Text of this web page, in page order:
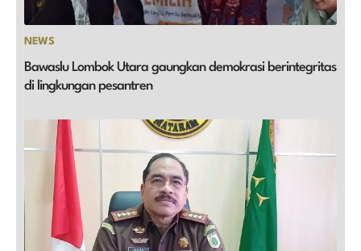
NEWS
Bawaslu Lombok Utara gaungkan demokrasi berintegritas
di lingkungan pesantren